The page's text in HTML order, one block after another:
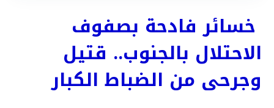
خسائر فادحة بصفوف
الاحتلال بالجنوب.. قتيل
وجرحى من الضباط الكبار